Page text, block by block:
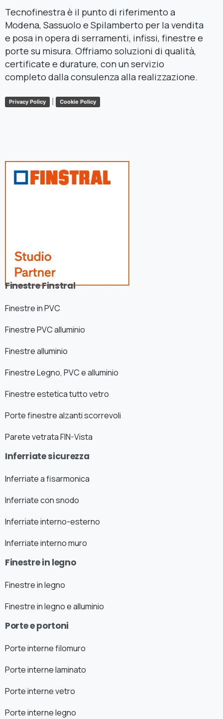
Tecnofinestra è il punto di riferimento a
Modena, Sassuolo e Spilamberto per la vendita
e posa in opera di serramenti, infissi, finestre e
porte su misura. Offriamo soluzioni di qualità,
certificate e durature, con un servizio
completo dalla consulenza alla realizzazione.
Privacy Policy Cookie Policy
Finestre Finstral
Finestre in PVC
Finestre PVC alluminio
Finestre alluminio
Finestre Legno, PVC e alluminio
Finestre estetica tutto vetro
Porte finestre alzanti scorrevoli
Parete vetrata FIN-Vista
Inferriate sicurezza
Inferriate a fisarmonica
Inferriate con snodo
Inferriate interno-esterno
Inferriate interno muro
Finestre in legno
Finestre in legno
Finestre in legno e alluminio
Porte e portoni
Porte interne filomuro
Porte interne laminato
Porte interne vetro
Porte interne legno